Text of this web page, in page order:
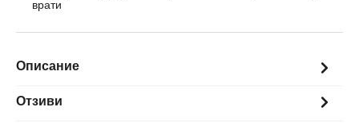
врати
Описание
Отзиви